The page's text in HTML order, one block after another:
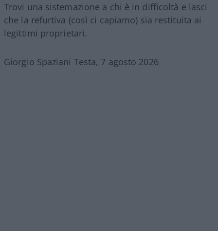
Trovi una sistemazione a chi è in difficoltà e lasci
che la refurtiva (così ci capiamo) sia restituita ai
legittimi proprietari.
Giorgio Spaziani Testa, 7 agosto 2026